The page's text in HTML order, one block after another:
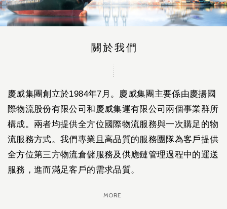
關於我們
慶威集團創立於1984年7月。慶威集團主要係由慶揚國
際物流股份有限公司和慶威集運有限公司兩個事業群所
構成。兩者均提供全方位國際物流服務與一次購足的物
流服務方式。我們專業且高品質的服務團隊為客戶提供
全方位第三方物流倉儲服務及供應鏈管理過程中的運送
服務，進而滿足客戶的需求品質。
MORE